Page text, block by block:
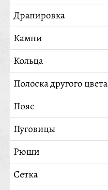
Драпировка
Камни
Кольца
Полоска другого цвета
Пояс
Пуговицы
Рюши
Сетка